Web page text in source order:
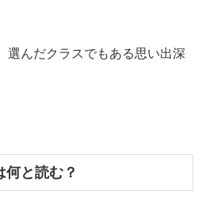
選んだクラスでもある思い出深
何と読む？